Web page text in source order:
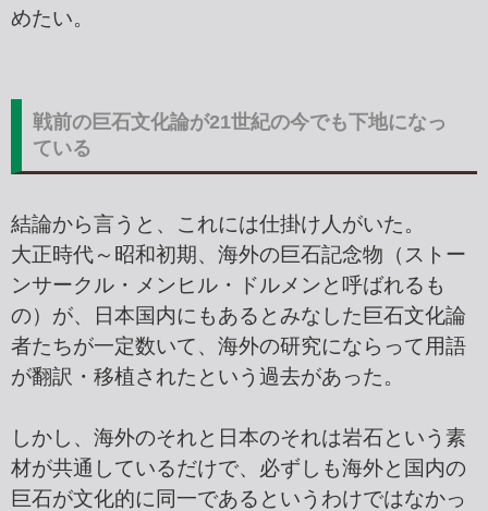
めたい。
戦前の巨石文化論が21世紀の今でも下地になっ
ている
結論から言うと、これには仕掛け人がいた。
大正時代～昭和初期、海外の巨石記念物（ストー
ンサークル・メンヒル・ドルメンと呼ばれるも
の）が、日本国内にもあるとみなした巨石文化論
者たちが一定数いて、海外の研究にならって用語
が翻訳・移植されたという過去があった。
しかし、海外のそれと日本のそれは岩石という素
材が共通しているだけで、必ずしも海外と国内の
巨石が文化的に同一であるというわけではなかっ